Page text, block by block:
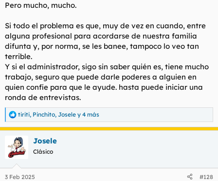
Pero mucho, mucho.
Si todo el problema es que, muy de vez en cuando, entre
alguna profesional para acordarse de nuestra familia
difunta y, por norma, se les banee, tampoco lo veo tan
terrible.
Y si el administrador, sigo sin saber quién es, tiene mucho
trabajo, seguro que puede darle poderes a alguien en
quien confíe para que le ayude. hasta puede iniciar una
ronda de entrevistas.
R
e
a
c
i
tiriti, Pinchito, Josele y 4 más
Josele
Clásico
3 Feb 2025 #128